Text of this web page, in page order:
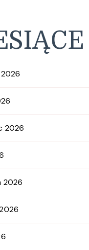
2026
2026